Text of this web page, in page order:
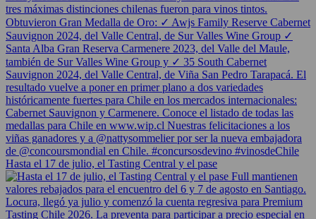
Hasta el 17 de julio, el Tasting Central y el pase